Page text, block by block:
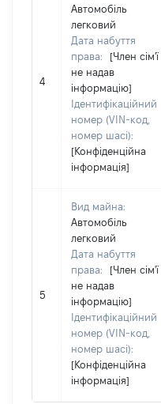
4
Автомобіль
легковий
Дата набуття
права:
[Член сім'ї
не надав
інформацію]
Ідентифікаційний
номер (VIN-код,
номер шасі):
[Конфіденційна
інформація]
5
Вид майна:
Автомобіль
легковий
Дата набуття
права:
[Член сім'ї
не надав
інформацію]
Ідентифікаційний
номер (VIN-код,
номер шасі):
[Конфіденційна
інформація]